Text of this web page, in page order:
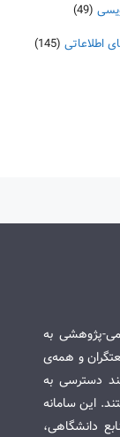
(49)
اطلاعاتی (145)
پژوهشی به
و همه‌ی
دسترسی به
این سامانه
دانشگاهی،